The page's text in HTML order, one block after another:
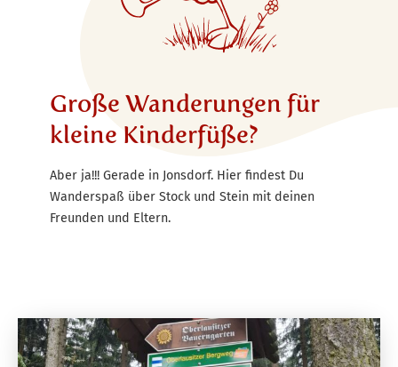
Große Wanderungen für
kleine Kinderfüße?
Aber ja!!! Gerade in Jonsdorf. Hier findest Du
Wanderspaß über Stock und Stein mit deinen
Freunden und Eltern.